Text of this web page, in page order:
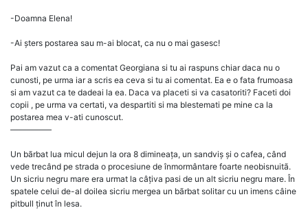
-Doamna Elena!
-Ai șters postarea sau m-ai blocat, ca nu o mai gasesc!
Pai am vazut ca a comentat Georgiana si tu ai raspuns chiar daca nu o
cunosti, pe urma iar a scris ea ceva si tu ai comentat. Ea e o fata frumoasa
si am vazut ca te dadeai la ea. Daca va placeti si va casatoriti? Faceti doi
copii , pe urma va certati, va despartiti si ma blestemati pe mine ca la
postarea mea v-ati cunoscut.
––––––––––
Un bãrbat lua micul dejun la ora 8 dimineața, un sandviș și o cafea, când
vede trecând pe strada o procesiune de înmormântare foarte neobisnuitã.
Un sicriu negru mare era urmat la câțiva pasi de un alt sicriu negru mare. În
spatele celui de-al doilea sicriu mergea un bãrbat solitar cu un imens câine
pitbull ținut în lesa.